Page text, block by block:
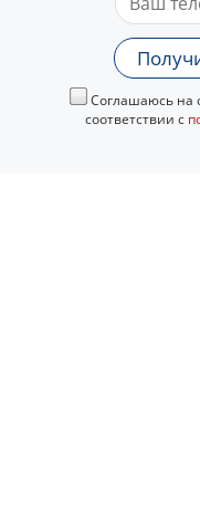
Соглашаюсь на
соответствии с